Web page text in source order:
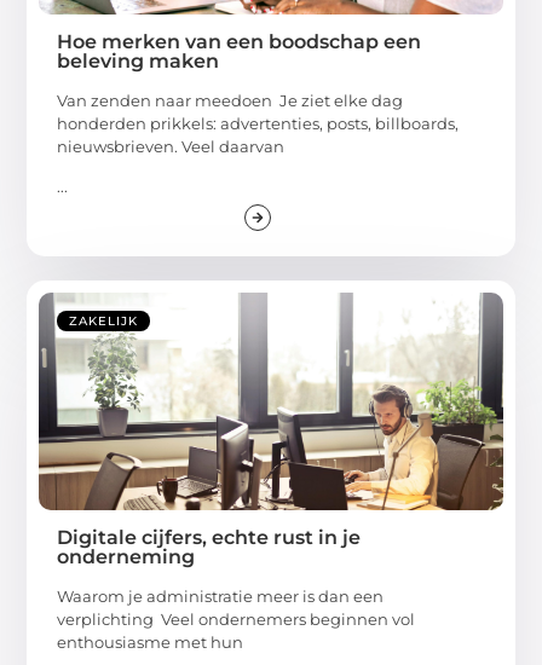
Hoe merken van een boodschap een
beleving maken
Van zenden naar meedoen Je ziet elke dag
honderden prikkels: advertenties, posts, billboards,
nieuwsbrieven. Veel daarvan
...
ZAKELIJK
Digitale cijfers, echte rust in je
onderneming
Waarom je administratie meer is dan een
verplichting Veel ondernemers beginnen vol
enthousiasme met hun